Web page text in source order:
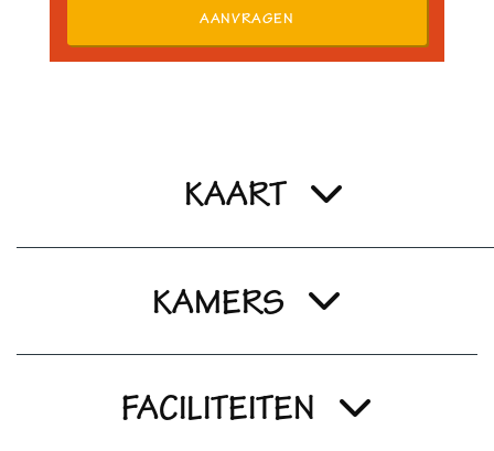
AANVRAGEN
KAART
KAMERS
FACILITEITEN